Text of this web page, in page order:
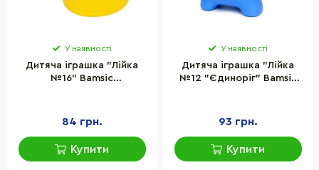
У наявності
Дитяча іграшка "Лійка
№16" Bamsic
84 грн.
Купити
У наявності
Дитяча іграшка "Лійка
№12 "Єдиноріг" Bamsic
93 грн.
Купити